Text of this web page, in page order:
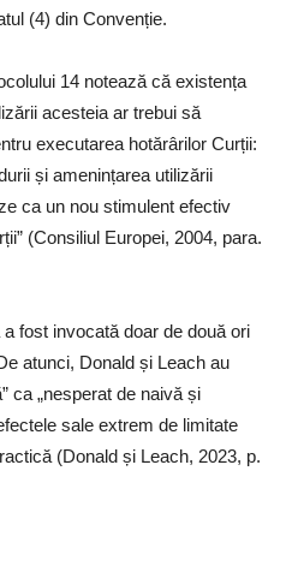
(4) din Convenție.
14 notează că existența
acesteia ar trebui să
executarea hotărârilor Curții:
și amenințarea utilizării
ca un nou stimulent efectiv
(Consiliul Europei, 2004, para.
fost invocată doar de două ori
atunci, Donald și Leach au
ca „nesperat de naivă și
sale extrem de limitate
(Donald și Leach, 2023, p.